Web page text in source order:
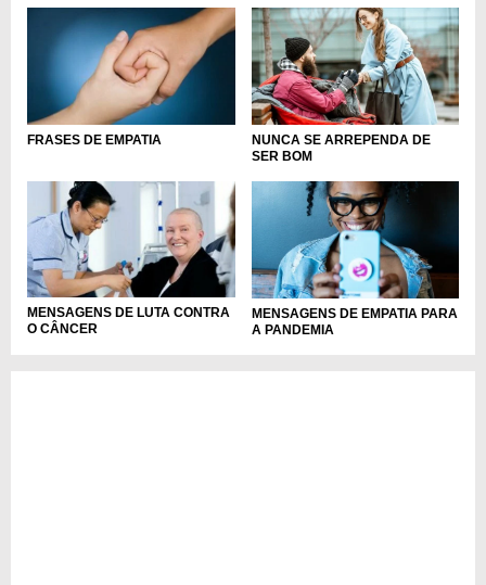
FRASES DE EMPATIA
NUNCA SE ARREPENDA DE
SER BOM
MENSAGENS DE LUTA CONTRA
O CÂNCER
MENSAGENS DE EMPATIA PARA
A PANDEMIA